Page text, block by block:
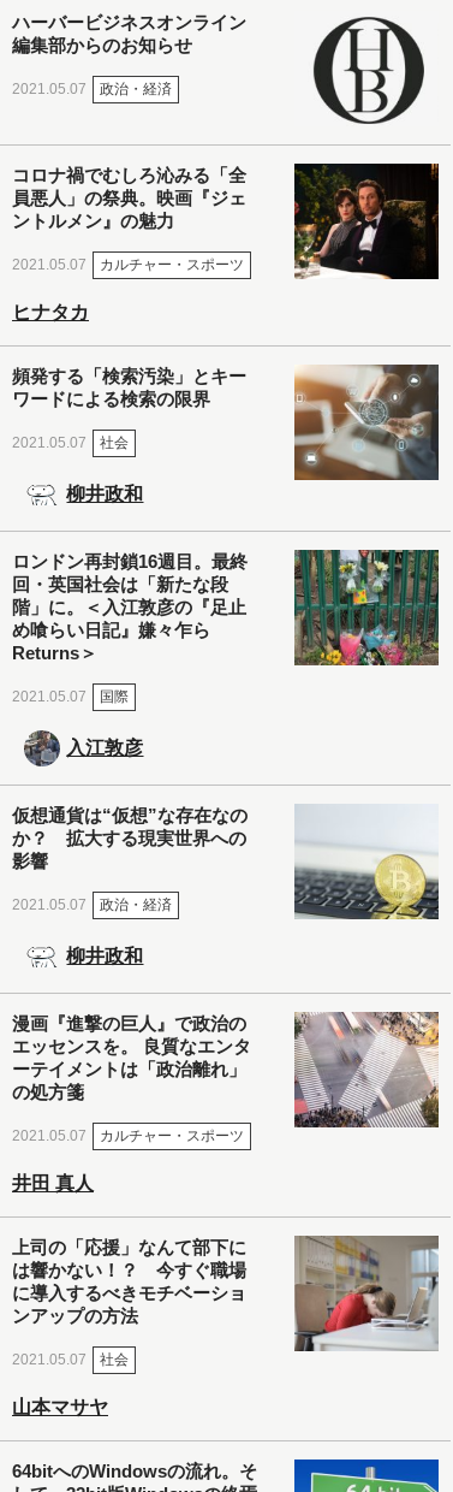
ハーバービジネスオンライン
編集部からのお知らせ
2021.05.07 政治・経済
コロナ禍でむしろ沁みる「全
員悪人」の祭典。映画『ジェ
ントルメン』の魅力
2021.05.07 カルチャー・スポーツ
ヒナタカ
頻発する「検索汚染」とキー
ワードによる検索の限界
2021.05.07 社会
柳井政和
ロンドン再封鎖16週目。最終
回・英国社会は「新たな段
階」に。＜入江敦彦の『足止
め喰らい日記』嫌々乍ら
Returns＞
2021.05.07 国際
入江敦彦
仮想通貨は“仮想”な存在なの
か？ 拡大する現実世界への
影響
2021.05.07 政治・経済
柳井政和
漫画『進撃の巨人』で政治の
エッセンスを。 良質なエンタ
ーテイメントは「政治離れ」
の処方箋
2021.05.07 カルチャー・スポーツ
井田 真人
上司の「応援」なんて部下に
は響かない！？ 今すぐ職場
に導入するべきモチベーショ
ンアップの方法
2021.05.07 社会
山本マサヤ
64bitへのWindowsの流れ。そ